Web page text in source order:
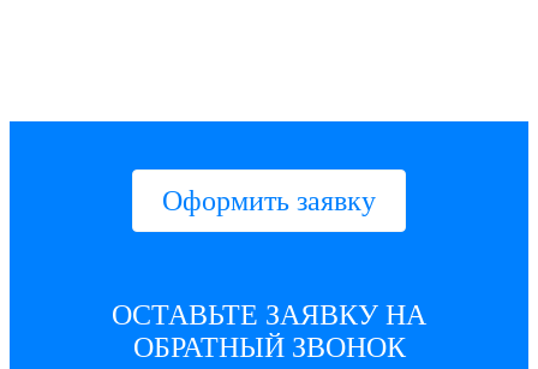
Оформить заявку
ОСТАВЬТЕ ЗАЯВКУ НА
ОБРАТНЫЙ ЗВОНОК